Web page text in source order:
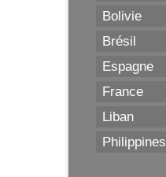
Bolivie
Brésil
Espagne
France
Liban
Philippines